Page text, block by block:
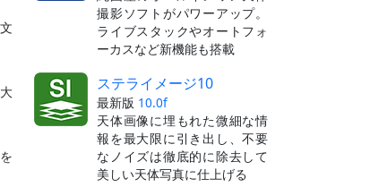
撮影ソフトがパワーアップ。
ライブスタックやオートフォ
ーカスなど新機能も搭載
ステライメージ10
最新版 10.0f
天体画像に埋もれた微細な情
報を最大限に引き出し、不要
なノイズは徹底的に除去して
美しい天体写真に仕上げる